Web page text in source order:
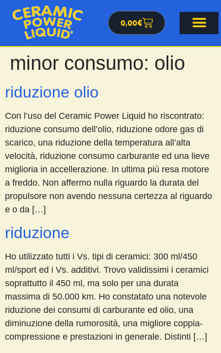
0,00€
minor consumo: olio
riduzione olio
Con l’uso del Ceramic Power Liquid ho riscontrato:
riduzione consumo dell’olio, riduzione odore gas di
scarico, una riduzione della temperatura all’alta
velocità, riduzione consumo carburante ed una lieve
miglioria in accellerazione. In ultima più resa motore
a freddo. Non affermo nulla riguardo la durata del
propulsore non avendo nessuna certezza al riguardo
e o da […]
riduzione
Ho utilizzato tutti i Vs. tipi di ceramici: 300 ml/450
ml/sport ed i Vs. additivi. Trovo validissimi i ceramici
soprattutto il 450 ml, ma solo per una durata
massima di 50.000 km. Ho constatato una notevole
riduzione dei consumi di carburante ed olio, una
diminuzione della rumorosità, una migliore coppia-
compressione e prestazioni in generale. Distinti […]